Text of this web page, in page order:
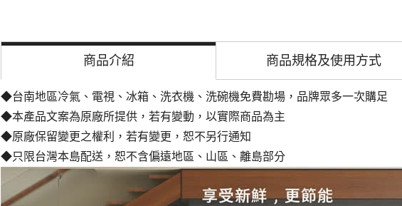
商品介紹 商品規格及使用方式
◆台南地區冷氣、電視、冰箱、洗衣機、洗碗機免費勘場，品牌眾多一次購足
◆本產品文案為原廠所提供，若有變動，以實際商品為主
◆原廠保留變更之權利，若有變更，恕不另行通知
◆只限台灣本島配送，恕不含偏遠地區、山區、離島部分